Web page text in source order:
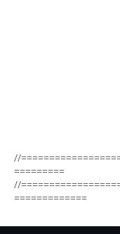
//
=========
//
=============